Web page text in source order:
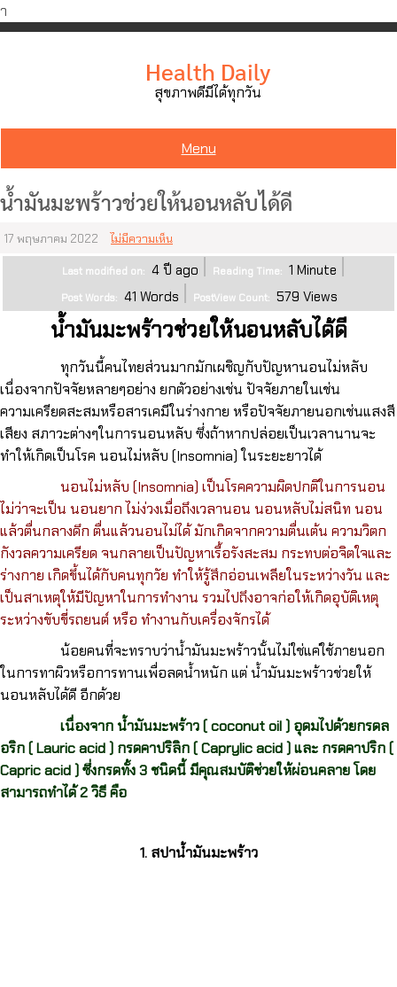
ำ
Skip
Health Daily
สุขภาพดีมีได้ทุกวัน
Menu
น้ำมันมะพร้าวช่วยให้นอนหลับได้ดี
17 พฤษภาคม 2022 ไม่มีความเห็น
Last modified on: 4 ปี ago Reading Time: 1 Minute
Post Words: 41 Words PostView Count: 579 Views
น้ำมันมะพร้าวช่วยให้นอนหลับได้ดี
ทุกวันนี้คนไทยส่วนมากมักเผชิญกับปัญหานอนไม่หลับ
เนื่องจากปัจจัยหลายๆอย่าง ยกตัวอย่างเช่น ปัจจัยภายในเช่น
ความเครียดสะสมหรือสารเคมีในร่างกาย หรือปัจจัยภายนอกเช่นแสงสี
เสียง สภาวะต่างๆในการนอนหลับ ซึ่งถ้าหากปล่อยเป็นเวลานานจะ
ทำให้เกิดเป็นโรค นอนไม่หลับ (Insomnia) ในระยะยาวได้
นอนไม่หลับ (Insomnia) เป็นโรคความผิดปกติในการนอน
ไม่ว่าจะเป็น นอนยาก ไม่ง่วงเมื่อถึงเวลานอน นอนหลับไม่สนิท นอน
แล้วตื่นกลางดึก ตื่นแล้วนอนไม่ได้ มักเกิดจากความตื่นเต้น ความวิตก
กังวลความเครียด จนกลายเป็นปัญหาเรื้อรังสะสม กระทบต่อจิตใจและ
ร่างกาย เกิดขึ้นได้กับคนทุกวัย ทำให้รู้สึกอ่อนเพลียในระหว่างวัน และ
เป็นสาเหตุให้มีปัญหาในการทำงาน รวมไปถึงอาจก่อให้เกิดอุบัติเหตุ
ระหว่างขับขี่รถยนต์ หรือ ทำงานกับเครื่องจักรได้
น้อยคนที่จะทราบว่าน้ำมันมะพร้าวนั้นไม่ใช่แค่ใช้ภายนอก
ในการทาผิวหรือการทานเพื่อลดน้ำหนัก แต่ น้ำมันมะพร้าวช่วยให้
นอนหลับได้ดี อีกด้วย
เนื่องจาก น้ำมันมะพร้าว ( coconut oil ) อุดมไปด้วยกรดล
อริก ( Lauric acid ) กรดคาปริลิก ( Caprylic acid ) และ กรดคาปริก (
Capric acid ) ซึ่งกรดทั้ง 3 ชนิดนี้ มีคุณสมบัติช่วยให้ผ่อนคลาย โดย
สามารถทำได้ 2 วิธี คือ
1. สปาน้ำมันมะพร้าว